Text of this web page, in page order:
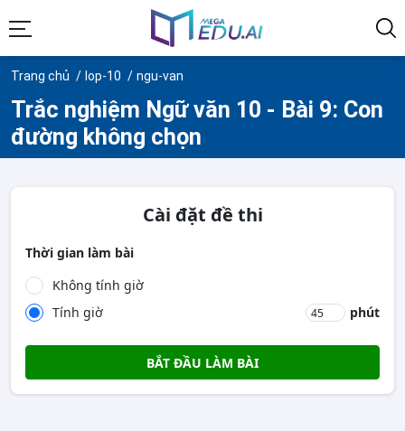
Trang chủ lop-10 ngu-van
Trắc nghiệm Ngữ văn 10 - Bài 9: Con
đường không chọn
Cài đặt đề thi
Thời gian làm bài
Không tính giờ
Tính giờ
phút
BẮT ĐẦU LÀM BÀI